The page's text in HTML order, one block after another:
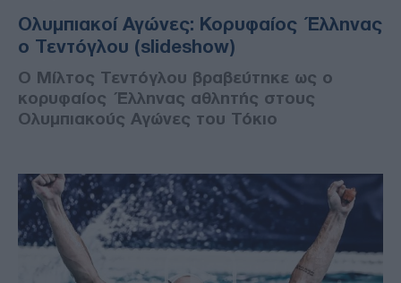
Ολυμπιακοί Αγώνες: Κορυφαίος Έλληνας
ο Τεντόγλου (slideshow)
Ο Μίλτος Τεντόγλου βραβεύτηκε ως ο
κορυφαίος Έλληνας αθλητής στους
Ολυμπιακούς Αγώνες του Τόκιο